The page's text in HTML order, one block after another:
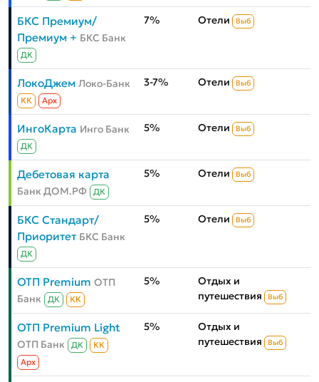
БКС Премиум/
Премиум + БКС Банк
ДК
7% Отели Выб
ЛокоДжем Локо-Банк
КК Aрх
3-7% Отели Выб
ИнгоКарта Инго Банк
ДК
5% Отели Выб
Дебетовая карта
Банк ДОМ.РФ ДК
5% Отели Выб
БКС Стандарт/
Приоритет БКС Банк
ДК
5% Отели Выб
ОТП Premium ОТП
Банк
ДК КК
5%
Отдых и
путешествия
Выб
ОТП Premium Light
ОТП Банк ДК
КК
Aрх
5%
Отдых и
путешествия
Выб